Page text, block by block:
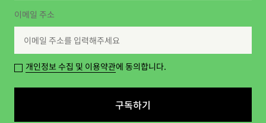
이메일 주소
개인정보 수집 및 이용약관에 동의합니다.
구독하기